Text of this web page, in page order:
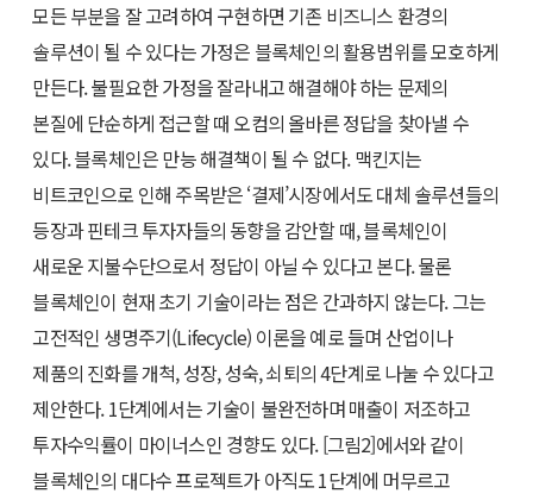
모든 부분을 잘 고려하여 구현하면 기존 비즈니스 환경의
솔루션이 될 수 있다는 가정은 블록체인의 활용범위를 모호하게
만든다. 불필요한 가정을 잘라내고 해결해야 하는 문제의
본질에 단순하게 접근할 때 오컴의 올바른 정답을 찾아낼 수
있다. 블록체인은 만능 해결책이 될 수 없다. 맥킨지는
비트코인으로 인해 주목받은 ‘결제’시장에서도 대체 솔루션들의
등장과 핀테크 투자자들의 동향을 감안할 때, 블록체인이
새로운 지불수단으로서 정답이 아닐 수 있다고 본다. 물론
블록체인이 현재 초기 기술이라는 점은 간과하지 않는다. 그는
고전적인 생명주기(Lifecycle) 이론을 예로 들며 산업이나
제품의 진화를 개척, 성장, 성숙, 쇠퇴의 4단계로 나눌 수 있다고
제안한다. 1단계에서는 기술이 불완전하며 매출이 저조하고
투자수익률이 마이너스인 경향도 있다. [그림2]에서와 같이
블록체인의 대다수 프로젝트가 아직도 1단계에 머무르고